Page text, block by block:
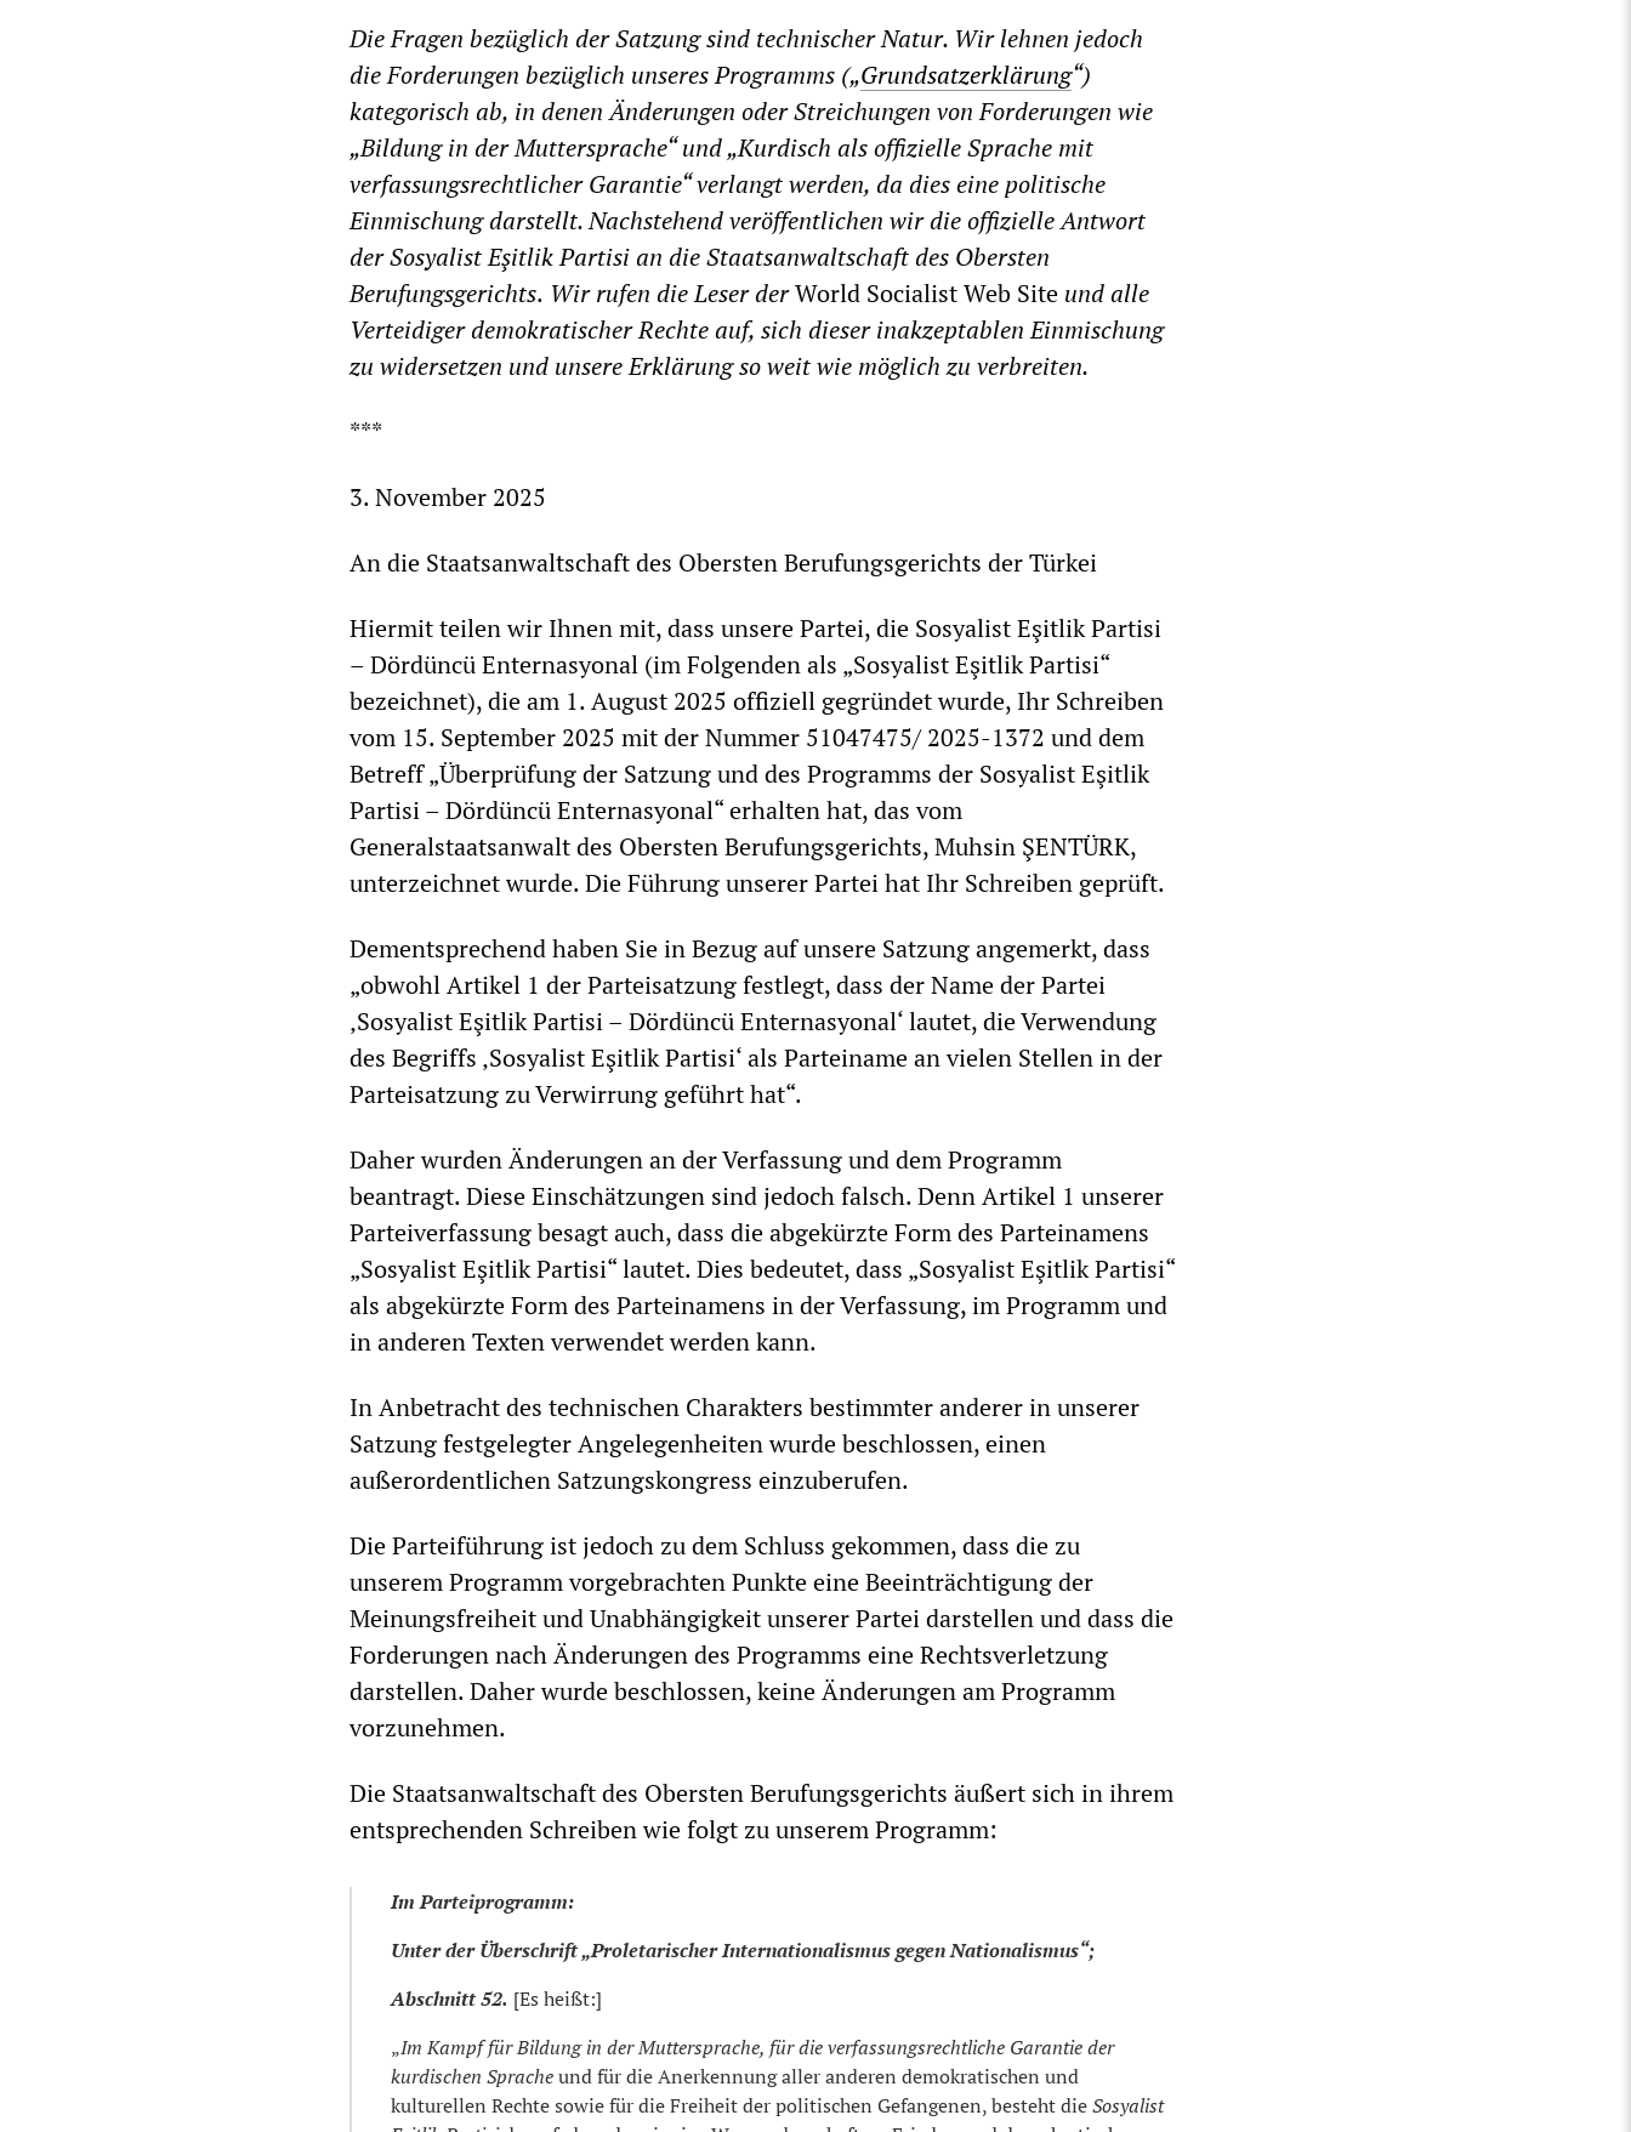
Die Fragen bezüglich der Satzung sind technischer Natur. Wir lehnen jedoch
die Forderungen bezüglich unseres Programms („Grundsatzerklärung“)
kategorisch ab, in denen Änderungen oder Streichungen von Forderungen wie
„Bildung in der Muttersprache“ und „Kurdisch als offizielle Sprache mit
verfassungsrechtlicher Garantie“ verlangt werden, da dies eine politische
Einmischung darstellt. Nachstehend veröffentlichen wir die offizielle Antwort
der Sosyalist Eşitlik Partisi an die Staatsanwaltschaft des Obersten
Berufungsgerichts. Wir rufen die Leser derWorld Socialist Web Site und alle
Verteidiger demokratischer Rechte auf, sich dieser inakzeptablen Einmischung
zu widersetzen und unsere Erklärung so weit wie möglich zu verbreiten.
***
3. November 2025
An die Staatsanwaltschaft des Obersten Berufungsgerichts der Türkei
Hiermit teilen wir Ihnen mit, dass unsere Partei, die Sosyalist Eşitlik Partisi
– Dördüncü Enternasyonal (im Folgenden als „Sosyalist Eşitlik Partisi“
bezeichnet), die am 1. August 2025 offiziell gegründet wurde, Ihr Schreiben
vom 15. September 2025 mit der Nummer 51047475/ 2025-1372 und dem
Betreff „Überprüfung der Satzung und des Programms der Sosyalist Eşitlik
Partisi – Dördüncü Enternasyonal“ erhalten hat, das vom
Generalstaatsanwalt des Obersten Berufungsgerichts, Muhsin ŞENTÜRK,
unterzeichnet wurde. Die Führung unserer Partei hat Ihr Schreiben geprüft.
Dementsprechend haben Sie in Bezug auf unsere Satzung angemerkt, dass
„obwohl Artikel 1 der Parteisatzung festlegt, dass der Name der Partei
‚Sosyalist Eşitlik Partisi – Dördüncü Enternasyonal‘ lautet, die Verwendung
des Begriffs ‚Sosyalist Eşitlik Partisi‘ als Parteiname an vielen Stellen in der
Parteisatzung zu Verwirrung geführt hat“.
Daher wurden Änderungen an der Verfassung und dem Programm
beantragt. Diese Einschätzungen sind jedoch falsch. Denn Artikel 1 unserer
Parteiverfassung besagt auch, dass die abgekürzte Form des Parteinamens
„Sosyalist Eşitlik Partisi“ lautet. Dies bedeutet, dass „Sosyalist Eşitlik Partisi“
als abgekürzte Form des Parteinamens in der Verfassung, im Programm und
in anderen Texten verwendet werden kann.
In Anbetracht des technischen Charakters bestimmter anderer in unserer
Satzung festgelegter Angelegenheiten wurde beschlossen, einen
außerordentlichen Satzungskongress einzuberufen.
Die Parteiführung ist jedoch zu dem Schluss gekommen, dass die zu
unserem Programm vorgebrachten Punkte eine Beeinträchtigung der
Meinungsfreiheit und Unabhängigkeit unserer Partei darstellen und dass die
Forderungen nach Änderungen des Programms eine Rechtsverletzung
darstellen. Daher wurde beschlossen, keine Änderungen am Programm
vorzunehmen.
Die Staatsanwaltschaft des Obersten Berufungsgerichts äußert sich in ihrem
entsprechenden Schreiben wie folgt zu unserem Programm:
Im Parteiprogramm:
Unter der Überschrift „Proletarischer Internationalismus gegen Nationalismus“;
Abschnitt 52. [Es heißt:]
„Im Kampf für Bildung in der Muttersprache, für die verfassungsrechtliche Garantie der
kurdischen Spracheund für die Anerkennung aller anderen demokratischen und
kulturellen Rechte sowie für die Freiheit der politischen Gefangenen, besteht dieSosyalist